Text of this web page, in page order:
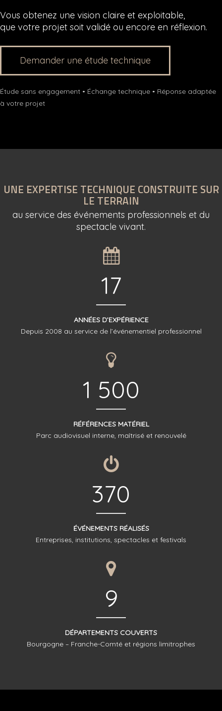
Vous obtenez une vision claire et exploitable,
que votre projet soit validé ou encore en réflexion.
Demander une étude technique
Étude sans engagement • Échange technique • Réponse adaptée
à votre projet
UNE EXPERTISE TECHNIQUE CONSTRUITE SUR
LE TERRAIN
au service des événements professionnels et du
spectacle vivant.
17
ANNÉES D’EXPÉRIENCE
Depuis 2008 au service de l’événementiel professionnel
1 500
RÉFÉRENCES MATÉRIEL
Parc audiovisuel interne, maîtrisé et renouvelé
370
ÉVÉNEMENTS RÉALISÉS
Entreprises, institutions, spectacles et festivals
9
DÉPARTEMENTS COUVERTS
Bourgogne – Franche-Comté et régions limitrophes